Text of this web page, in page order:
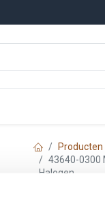
Producten
43640-0300
Halogen